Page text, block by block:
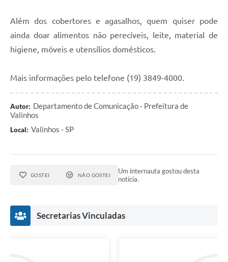
Além dos cobertores e agasalhos, quem quiser pode
ainda doar alimentos não perecíveis, leite, material de
higiene, móveis e utensílios domésticos.
Mais informações pelo telefone (19) 3849-4000.
Autor: Departamento de Comunicação - Prefeitura de
Valinhos
Local: Valinhos - SP
GOSTEI NÃO GOSTEI
Um internauta gostou desta
notícia.
Secretarias Vinculadas